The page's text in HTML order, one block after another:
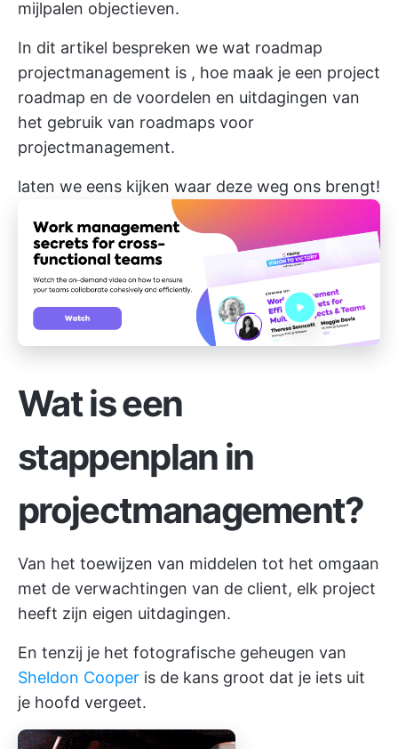
mijlpalen objectieven.
In dit artikel bespreken we wat roadmap
projectmanagement is , hoe maak je een project
roadmap en de voordelen en uitdagingen van
het gebruik van roadmaps voor
projectmanagement.
laten we eens kijken waar deze weg ons brengt!
Wat is een
stappenplan in
projectmanagement?
Van het toewijzen van middelen tot het omgaan
met de verwachtingen van de client, elk project
heeft zijn eigen uitdagingen.
En tenzij je het fotografische geheugen van
Sheldon Cooper is de kans groot dat je iets uit
je hoofd vergeet.